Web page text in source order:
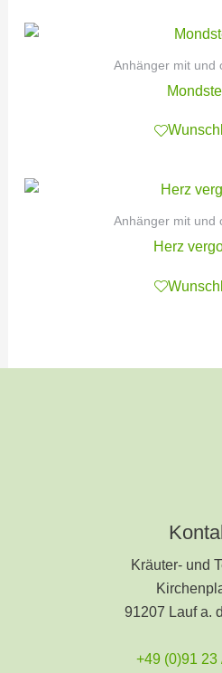
Anhänger mit und
Anhänger mit und
Herz
Kräuter- und
91207 Lauf a.
+49 (0)91 23